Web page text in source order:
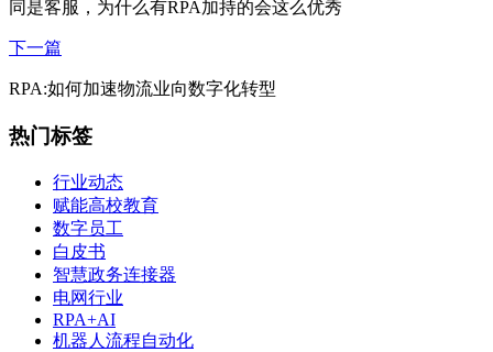
同是客服，为什么有RPA加持的会这么优秀
下一篇
RPA:如何加速物流业向数字化转型
热门标签
行业动态
赋能高校教育
数字员工
白皮书
智慧政务连接器
电网行业
RPA+AI
机器人流程自动化